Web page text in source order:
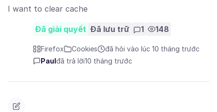
I want to clear cache
Đã giải quyết Đã lưu trữ 1 148
Firefox Cookies
đã hỏi vào lúc 10 tháng trước
Paul đã trả lời10 tháng trước